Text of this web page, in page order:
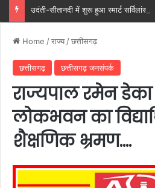
Home /राज्य /छत्तीसगढ़
छत्तीसगढ़ छत्तीसगढ़ जनसंपर्क
राज्यपाल रमेन
लोकभवन का
शैक्षणिक भ्रमण….